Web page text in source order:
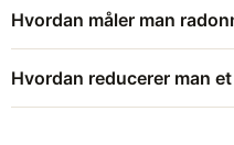
Hvordan måler man
Hvordan reducerer man